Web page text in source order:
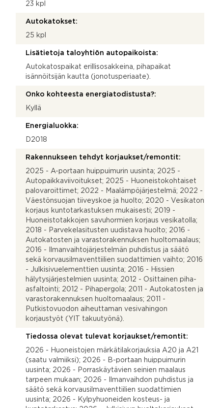
23 kpl
Autokatokset:
25 kpl
Lisätietoja taloyhtiön autopaikoista:
Autokatospaikat erillisosakkeina, pihapaikat
isännöitsijän kautta (jonotusperiaate).
Onko kohteesta energiatodistusta?:
Kyllä
Energialuokka:
D2018
Rakennukseen tehdyt korjaukset/remontit:
2025 - A-portaan huippuimurin uusinta; 2025 -
Autopaikkaviivoitukset; 2025 - Huoneistokohtaiset
palovaroittimet; 2022 - Maalämpöjärjestelmä; 2022 -
Väestönsuojan tiiveyskoe ja huolto; 2020 - Vesikaton
korjaus kuntotarkastuksen mukaisesti; 2019 -
Huoneistotakkojen savuhormien korjaus vesikatolla;
2018 - Parvekelasitusten uudistava huolto; 2016 -
Autokatosten ja varastorakennuksen huoltomaalaus;
2016 - Ilmanvaihtojärjestelmän puhdistus ja säätö
sekä korvausilmaventtiilien suodattimien vaihto; 2016
- Julkisivuelementtien uusinta; 2016 - Hissien
hälytysjärjestelmien uusinta; 2012 - Osittainen piha-
asfaltointi; 2012 - Pihapergola; 2011 - Autokatosten ja
varastorakennuksen huoltomaalaus; 2011 -
Putkistovuodon aiheuttaman vesivahingon
korjaustyöt (YIT takuutyönä).
Tiedossa olevat tulevat korjaukset/remontit:
2026 - Huoneistojen märkätilakorjauksia A20 ja A21
(saatu valmiiksi); 2026 - B-portaan huippuimurin
uusinta; 2026 - Porraskäytävien seinien maalaus
tarpeen mukaan; 2026 - Ilmanvaihdon puhdistus ja
säätö sekä korvausilmaventtiilien suodattimien
uusinta; 2026 - Kylpyhuoneiden kosteus- ja